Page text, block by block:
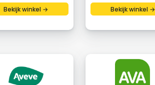
Bekijk winkel → Bekijk winkel →